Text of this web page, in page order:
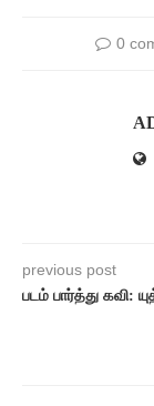
0
previous post
படம் பார்த்து கவி: